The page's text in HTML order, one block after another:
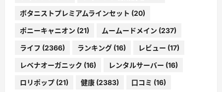
ボタニストプレミアムラインセット (20)
ポニーキャニオン (21) ムームードメイン (237)
ライフ (2366) ランキング (16) レビュー (17)
レベナオーガニック (16) レンタルサーバー (16)
ロリポップ (21) 健康 (2383) 口コミ (16)